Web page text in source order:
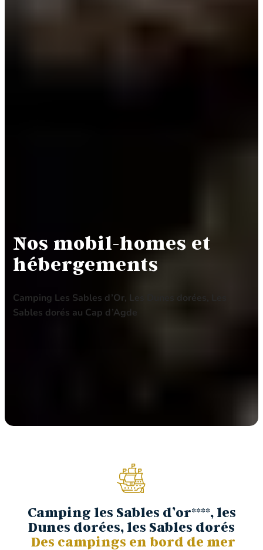
Nos mobil-homes et
hébergements
Camping Les Sables d’Or, Les Dunes dorées, Les
Sables dorés au Cap d’Agde
Camping les Sables d’or****, les
Dunes dorées, les Sables dorés
Des campings en bord de mer